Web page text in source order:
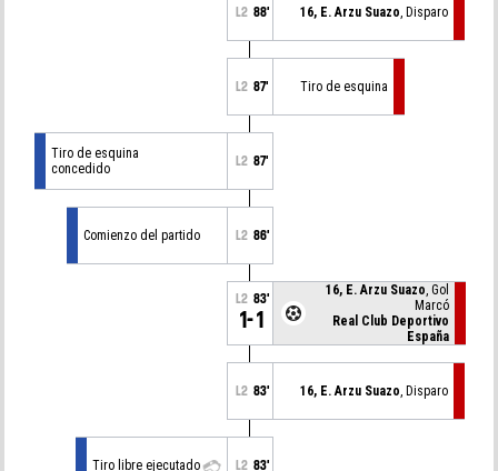
L2 88' 16, E. Arzu Suazo, Disparo
L2 87' Tiro de esquina
Tiro de esquina
concedido
L2 87'
Comienzo del partido L2 86'
L2 83'
1-1
16, E. Arzu Suazo, Gol
Marcó
Real Club Deportivo
España
L2 83' 16, E. Arzu Suazo, Disparo
Tiro libre ejecutado L2 83'